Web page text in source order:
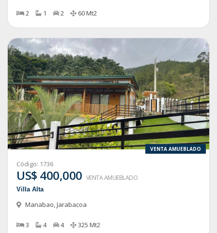
2 1 2 60Mt2
VENTA AMUEBLADO
Código: 1736
US$ 400,000 VENTA AMUEBLADO
Villa Alta
Manabao Jarabacoa
3 4 4 325 Mt2